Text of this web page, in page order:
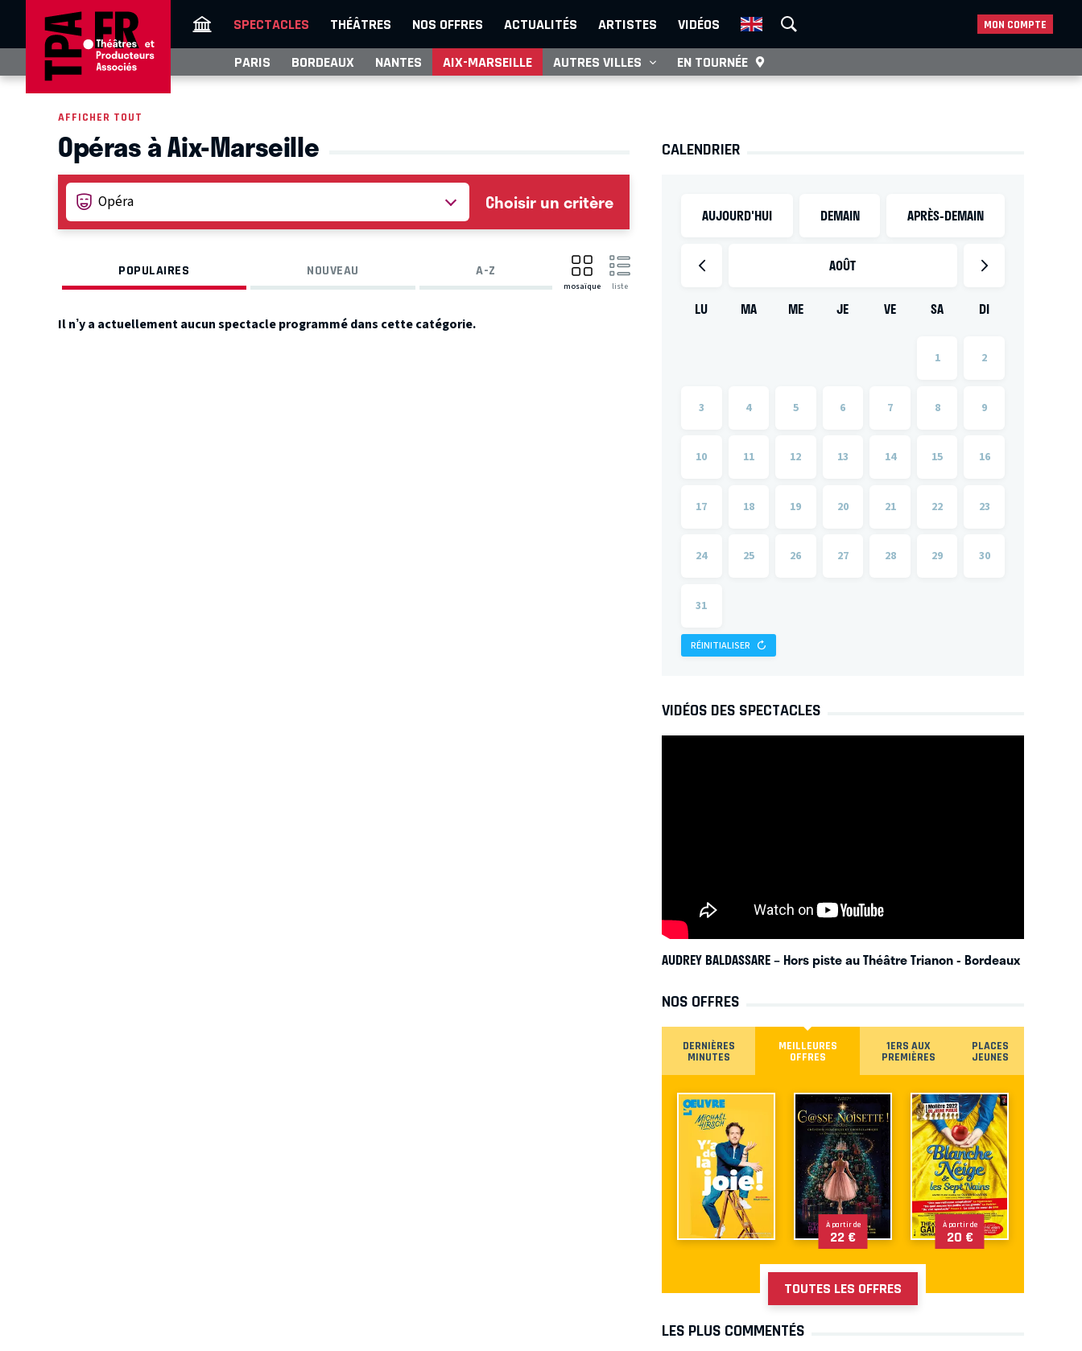
SPECTACLES THÉÂTRES NOS OFFRES ACTUALITÉS ARTISTES VIDÉOS MON COMPTE
PARIS BORDEAUX NANTES AIX-MARSEILLE AUTRES VILLES EN TOURNÉE
AFFICHER TOUT
Opéras à Aix-Marseille
Choisir un critère
POPULAIRES NOUVEAU A-Z
mosaïque liste
Il n’y a actuellement aucun spectacle programmé dans cette catégorie.
CALENDRIER
AUJOURD'HUI DEMAIN APRÈS-DEMAIN
AOÛT
LU MA ME JE VE SA DI
1 2
3 4 5 6 7 8 9
10 11 12 13 14 15 16
17 18 19 20 21 22 23
24 25 26 27 28 29 30
31
RÉINITIALISER
VIDÉOS DES SPECTACLES
AUDREY BALDASSARE – Hors piste au Théâtre Trianon- Bordeaux
NOS OFFRES
DERNIÈRES
MINUTES
MEILLEURES
OFFRES
1ERS AUX
PREMIÈRES
PLACES
JEUNES
À partir de
22 €
À partir de
20 €
TOUTES LES OFFRES
LES PLUS COMMENTÉS